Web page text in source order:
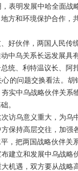
明发展中哈全面战
方和环境保护合作，
伙伴，两国人民传
中乌关系长远发展具
、利特温议长、阿
的问题交换看法。
实中乌战略伙伴关
。
乌意义重大，为乌
保持高层交往，加
，把两国战略伙伴关
立和发展中乌战略
机遇，双方要从战